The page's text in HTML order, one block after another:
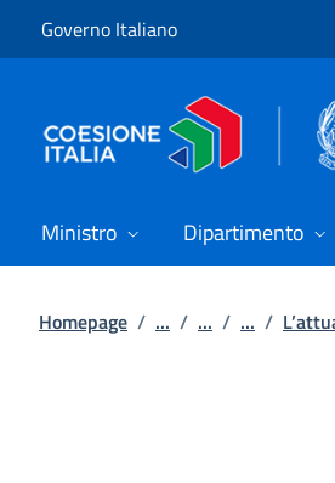
Governo Italiano
Ministro Dipartimento
Homepage / ... / ... / ... /